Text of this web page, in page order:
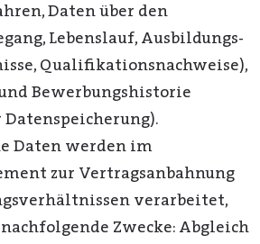
Daten über den
Lebenslauf, Ausbildungs-
Qualifikationsnachweise),
Bewerbungshistorie
Daten werden im
zur Vertragsanbahnung
verarbeitet,
Zwecke: Abgleich